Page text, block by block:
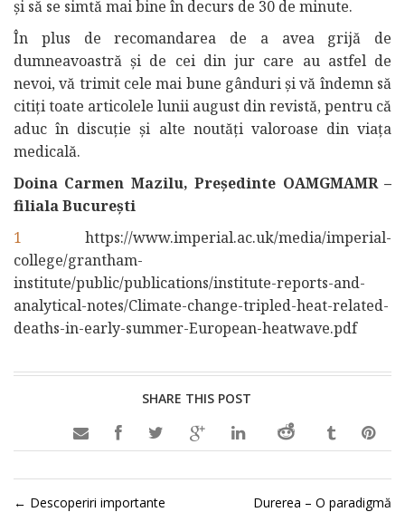
și să se simtă mai bine în decurs de 30 de minute.
În plus de recomandarea de a avea grijă de
dumneavoastră și de cei din jur care au astfel de
nevoi, vă trimit cele mai bune gânduri și vă îndemn să
citiți toate articolele lunii august din revistă, pentru că
aduc în discuție și alte noutăți valoroase din viața
medicală.
Doina Carmen Mazilu, Președinte OAMGMAMR –
filiala București
1 https://www.imperial.ac.uk/media/imperial-
college/grantham-
institute/public/publications/institute-reports-and-
analytical-notes/Climate-change-tripled-heat-related-
deaths-in-early-summer-European-heatwave.pdf
SHARE THIS POST

← Descoperiri importante
Durerea – O paradigmă